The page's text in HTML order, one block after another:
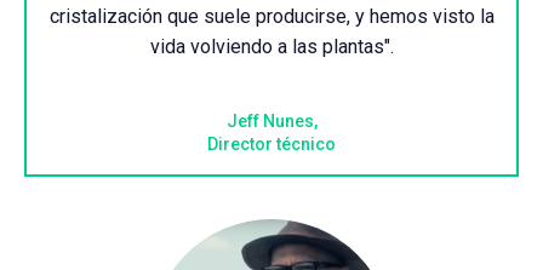
cristalización que suele producirse, y hemos visto la
vida volviendo a las plantas".
Jeff Nunes,
Director técnico